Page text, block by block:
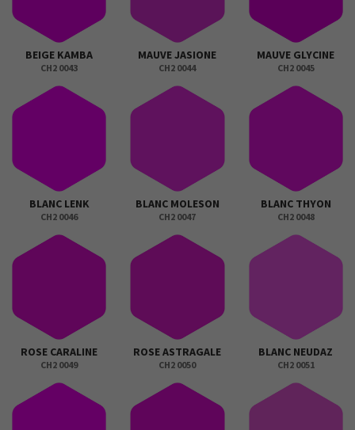
BEIGE KAMBA
CH2 0043
MAUVE JASIONE
CH2 0044
MAUVE GLYCINE
CH2 0045
BLANC LENK
CH2 0046
BLANC MOLESON
CH2 0047
BLANC THYON
CH2 0048
ROSE CARALINE
CH2 0049
ROSE ASTRAGALE
CH2 0050
BLANC NEUDAZ
CH2 0051